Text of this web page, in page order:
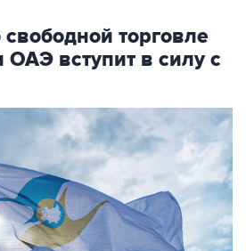
торговле
вступит в силу с